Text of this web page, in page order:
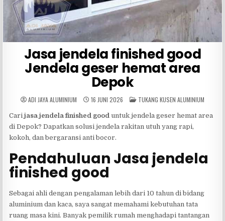
Jasa jendela finished good
Jendela geser hemat area
Depok
ADI JAYA ALUMINIUM 16 JUNI 2026 POSTED
IN
TUKANG KUSEN ALUMINIUM
Carijasa jendela finished good untuk jendela geser hemat area
di Depok? Dapatkan solusi jendela rakitan utuh yang rapi,
kokoh, dan bergaransi anti bocor.
Pendahuluan Jasa jendela
finished good
Sebagai ahli dengan pengalaman lebih dari 10 tahun di bidang
aluminium dan kaca, saya sangat memahami kebutuhan tata
ruang masa kini. Banyak pemilik rumah menghadapi tantangan